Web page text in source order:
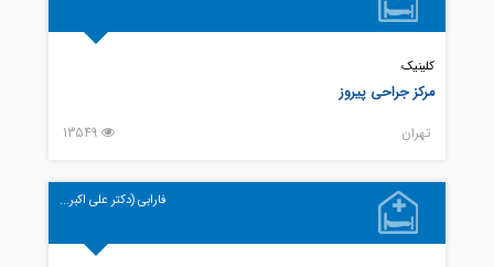
کلینیک
مرکز جراحی پیروز
تهران 13549
فارابی (دکتر علی اکبر...